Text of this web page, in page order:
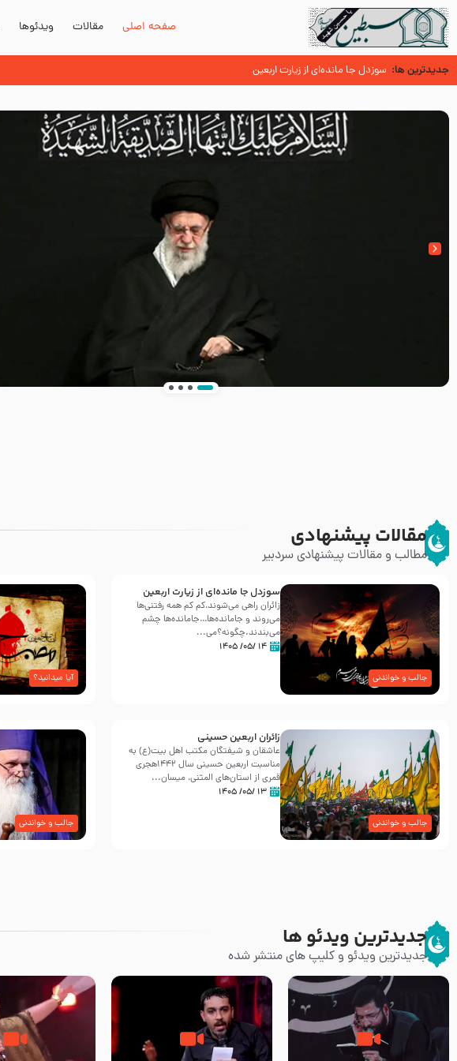
صفحه اصلی مقالات ویدئوها
جدیدترین ها: آیا میدانید اولین زائران مزار مطهر ام
اسنادی کهن دال بر شهرت زیارت اربعین نزد امامیه در قرن ۶ و ۷ هجری
زائران اربعین حسینی
مقالات پیشنهادی
مطالب و مقالات پیشنهادی سردبیر
جالب و خواندنی
سوزدل جا مانده‌ای از زیارت اربعین
زائران راهی می‌شوند،کم‌ کم همه رفتنی‌ها
می‌روند و جامانده‌ها…جامانده‌ها چشم
می‌بندند.چگونه؟می‌...
۱۴ /۰۵/ ۱۴۰۵
آیا میدانید؟
جالب و خواندنی
زائران اربعین حسینی
عاشقان و شیفتگان مکتب اهل بیت(ع) به
مناسبت اربعین حسینی سال ۱۴۴۲هجری
قمری از استان‌های المثنی، میسان...
۱۳ /۰۵/ ۱۴۰۵
جالب و خواندنی
جدیدترین ویدئو ها
جدیدترین ویدئو و کلیپ های منتشر شده